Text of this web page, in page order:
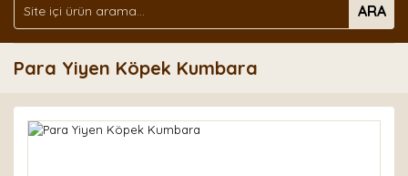
ARA
Para Yiyen Köpek Kumbara